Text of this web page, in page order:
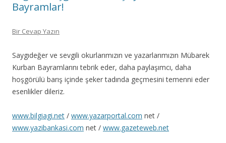
Bayramlar!
Bir Cevap Yazın
Saygıdeğer ve sevgili okurlarımızın ve yazarlarımızın Mübarek
Kurban Bayramlarını tebrik eder, daha paylaşımcı, daha
hoşgörülü barış içinde şeker tadında geçmesini temenni eder
esenlikler dileriz.
www.bilgiagi.net / www.yazarportal.com net /
www.yazibankasi.com net / www.gazeteweb.net